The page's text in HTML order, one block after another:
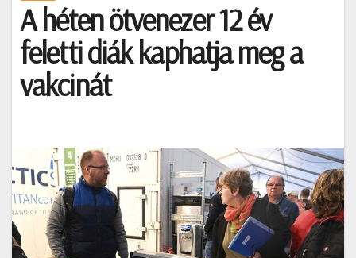
A héten ötvenezer 12 év
feletti diák kaphatja meg a
vakcinát